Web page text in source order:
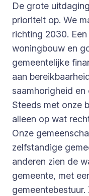
De grote
prioriteit op. We
richting 2030.
woningbouw en
gemeentelijke
aan
saamhorigheid en
Steeds met onze
alleen op wat
Onze
zelfstandige
anderen zien de
gemeente, met